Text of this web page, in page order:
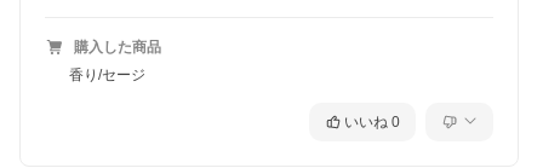
購入した商品
香り/セージ
いいね 0